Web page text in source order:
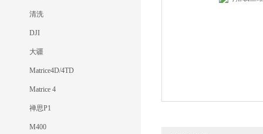
清洗
DJI
大疆
Matrice4D/4TD
Matrice 4
禅思P1
M400